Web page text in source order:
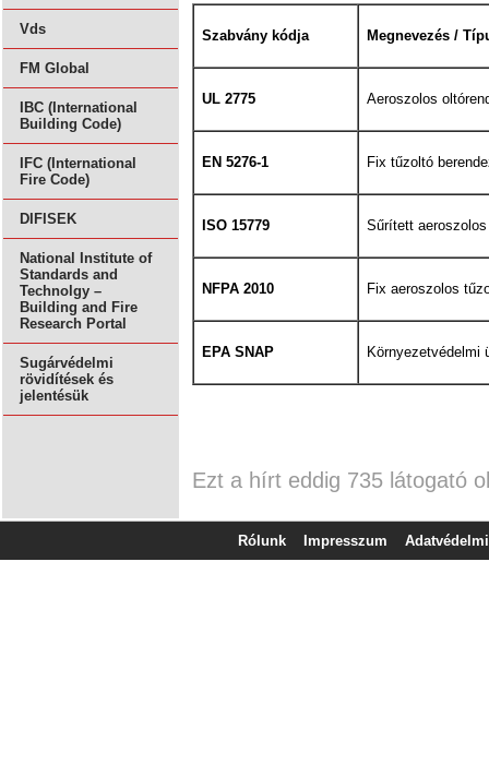
Vds
FM Global
IBC (International
Building Code)
IFC (International
Fire Code)
DIFISEK
National Institute of
Standards and
Technolgy –
Building and Fire
Research Portal
Sugárvédelmi
rövidítések és
jelentésük
Szabvány kódja Megnevezés /
UL 2775 Aeroszolos
EN 5276-1 Fix tűzoltó
ISO 15779 Sűrített
NFPA 2010 Fix aeroszolos
EPA SNAP Környezetvédelmi
Ezt a hírt eddig 735 látogató
Rólunk Impresszum